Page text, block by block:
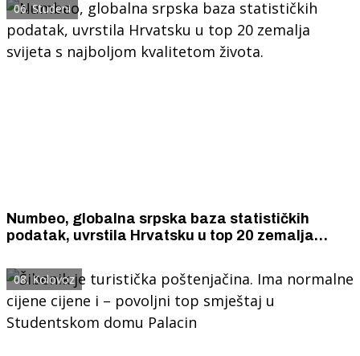
06. Studeni
Numbeo, globalna srpska baza statističkih
podatak, uvrstila Hrvatsku u top 20 zemalja
08. Kolovoz